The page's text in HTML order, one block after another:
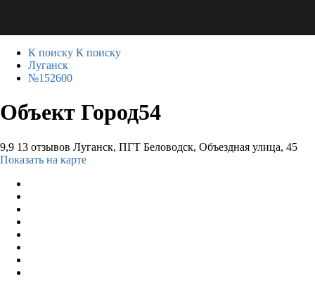
К поиску К поиску
Луганск
№152600
Объект Город54
9,9 13 отзывов Луганск, ПГТ Беловодск, Объездная улица, 45
Показать на карте